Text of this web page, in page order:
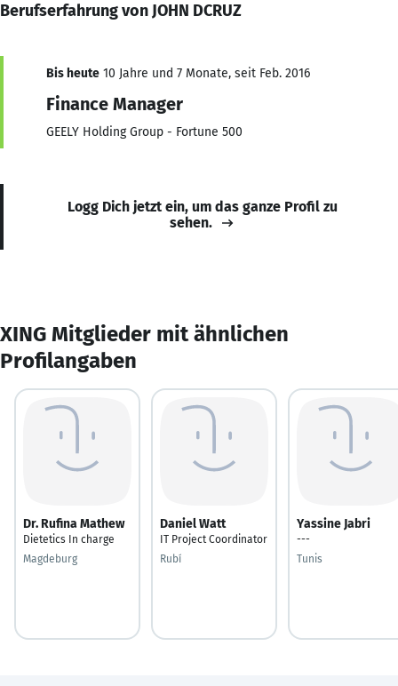
Berufserfahrung von JOHN DCRUZ
Bis heute 10 Jahre und 7 Monate, seit Feb. 2016
Finance Manager
GEELY Holding Group - Fortune 500
Logg Dich jetzt ein, um das ganze Profil zu
sehen.
XING Mitglieder mit ähnlichen
Profilangaben
Dr. Rufina Mathew
Dietetics In charge
Magdeburg
Daniel Watt
IT Project Coordinator
Rubí
Yassine Jabri
---
Tunis